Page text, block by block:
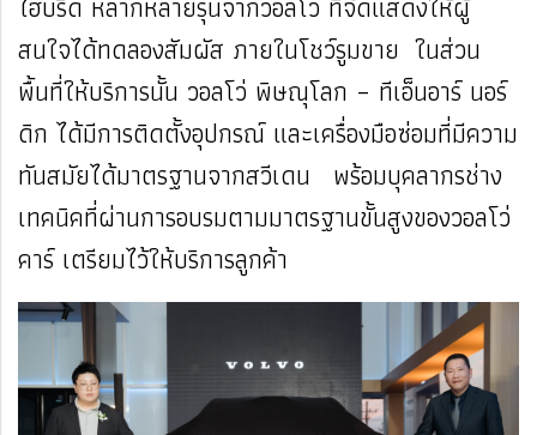
สนใจได้ทดลองสัมผัส ภายในโชว์รูมขาย ในส่วน
พื้นที่ให้บริการนั้น วอลโว่ พิษณุโลก – ทีเอ็นอาร์ นอร์
ดิก ได้มีการติดตั้งอุปกรณ์ และเครื่องมือซ่อมที่มีความ
ทันสมัยได้มาตรฐานจากสวีเดน พร้อมบุคลากรช่าง
เทคนิคที่ผ่านการอบรมตามมาตรฐานขั้นสูงของวอลโว่
คาร์ เตรียมไว้ให้บริการลูกค้า